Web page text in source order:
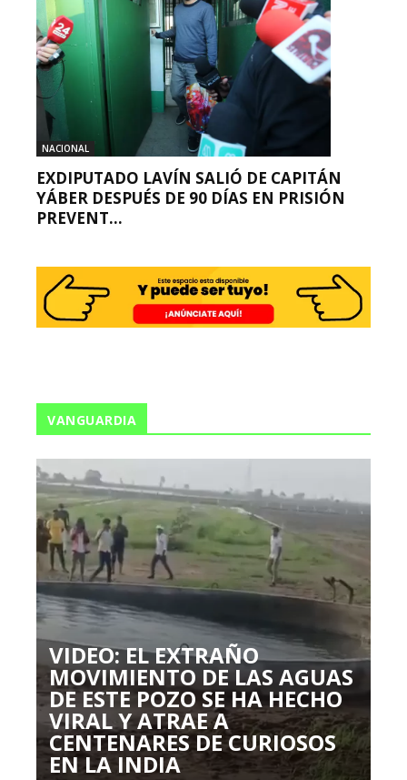
NACIONAL
EXDIPUTADO LAVÍN SALIÓ DE CAPITÁN
YÁBER DESPUÉS DE 90 DÍAS EN PRISIÓN
PREVENT...
VANGUARDIA
VIDEO: EL EXTRAÑO
MOVIMIENTO DE LAS AGUAS
DE ESTE POZO SE HA HECHO
VIRAL Y ATRAE A
CENTENARES DE CURIOSOS
EN LA INDIA